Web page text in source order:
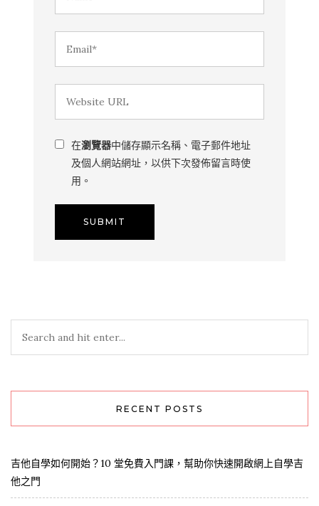
在瀏覽器中儲存顯示名稱、電子郵件地址
及個人網站網址，以供下次發佈留言時使
用。
RECENT POSTS
吉他自學如何開始？10 堂免費入門課，幫助你快速開啟網上自學吉
他之門